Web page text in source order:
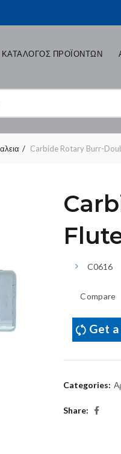
ΚΑΤΑΛΟΓΟΣ ΠΡΟΪΟΝΤΩΝ
Carbide Rotary Burr-
C0616
Compare
Get
Categories:
Share